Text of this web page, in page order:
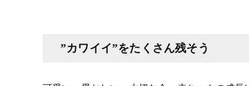
”カワイイ”をたくさん残そう